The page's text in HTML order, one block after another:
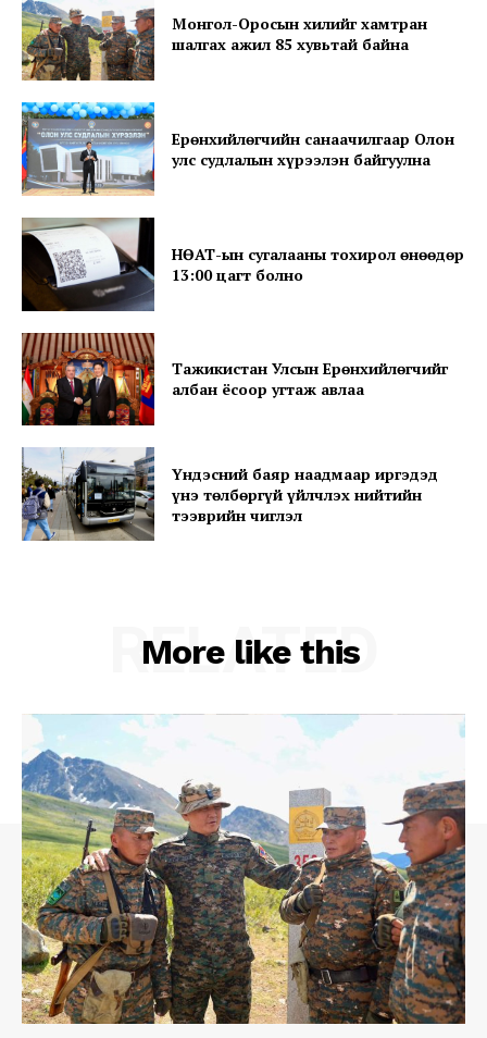
Magazine PRO
Company
Subscription Plans
Монгол-Оросын хилийг хамтран
шалгах ажил 85 хувьтай байна
Ерөнхийлөгчийн санаачилгаар Олон
улс судлалын хүрээлэн байгуулна
НӨАТ-ын сугалааны тохирол өнөөдөр
13:00 цагт болно
Тажикистан Улсын Ерөнхийлөгчийг
албан ёсоор угтаж авлаа
Үндэсний баяр наадмаар иргэдэд
үнэ төлбөргүй үйлчлэх нийтийн
тээврийн чиглэл
More like this
RELATED